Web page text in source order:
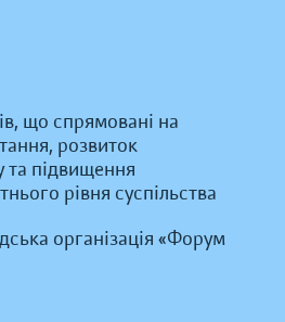
що спрямовані на
розвиток
та підвищення
рівня суспільства
організація «Форум